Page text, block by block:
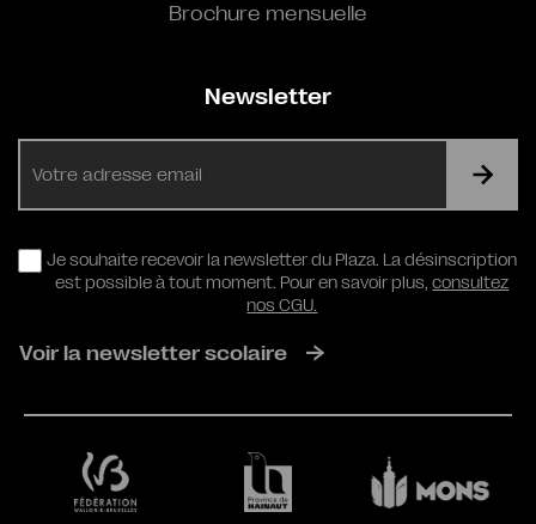
Brochure mensuelle
Newsletter
RGPD
Je souhaite recevoir la newsletter du Plaza. La désinscription
est possible à tout moment. Pour en savoir plus,consultez
nos CGU.
Voir la newsletter scolaire